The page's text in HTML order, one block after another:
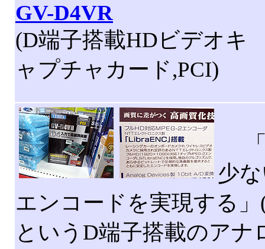
GV-D4VR
(D端子搭載HDビデオキ
ャプチャカード,PCI)
「
少
エンコードを実現する
というD端子搭載のアナ